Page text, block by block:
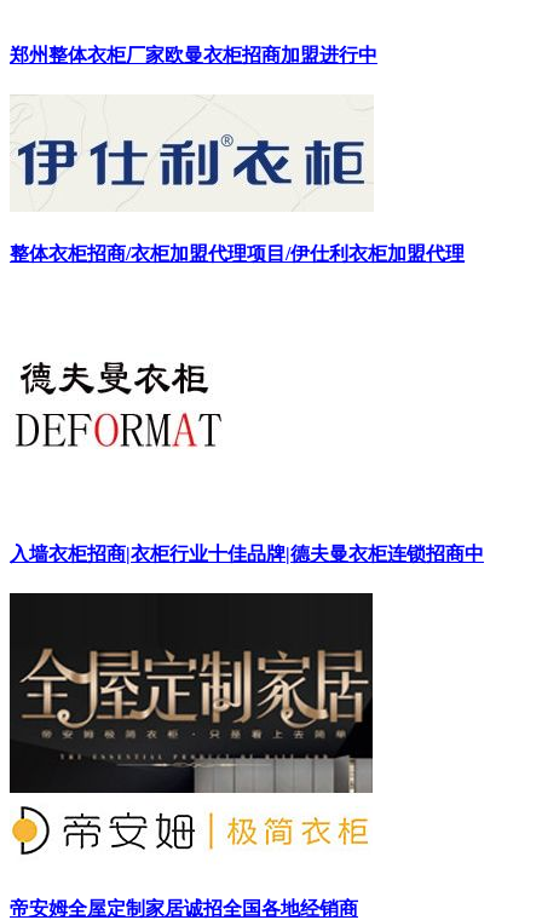
郑州整体衣柜厂家欧曼衣柜招商加盟进行中
整体衣柜招商/衣柜加盟代理项目/伊仕利衣柜加盟代理
入墙衣柜招商|衣柜行业十佳品牌|德夫曼衣柜连锁招商中
帝安姆全屋定制家居诚招全国各地经销商